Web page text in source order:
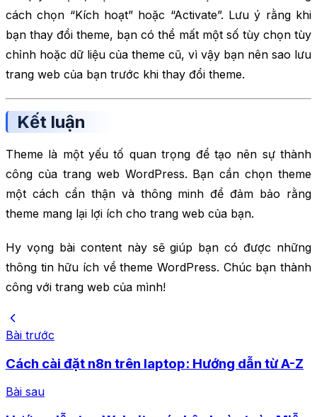
cách chọn “Kích hoạt” hoặc “Activate”. Lưu ý rằng khi
bạn thay đổi theme, bạn có thể mất một số tùy chọn tùy
chỉnh hoặc dữ liệu của theme cũ, vì vậy bạn nên sao lưu
trang web của bạn trước khi thay đổi theme.
Kết luận
Theme là một yếu tố quan trọng để tạo nên sự thành
công của trang web WordPress. Bạn cần chọn theme
một cách cẩn thận và thông minh để đảm bảo rằng
theme mang lại lợi ích cho trang web của bạn.
Hy vọng bài content này sẽ giúp bạn có được những
thông tin hữu ích về theme WordPress. Chúc bạn thành
công với trang web của mình!
Bài trước
Cách cài đặt n8n trên laptop: Hướng dẫn từ A-Z
Bài sau